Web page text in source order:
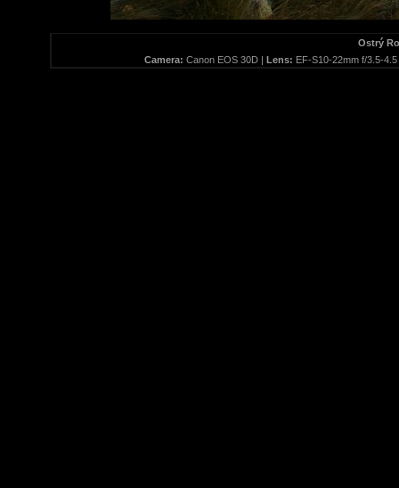
Ostrý
Camera: Canon EOS 30D | Lens: EF-S10-22mm f/3.5-